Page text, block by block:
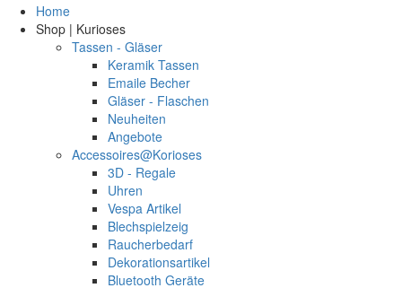
Home
Shop | Kurioses
Tassen - Gläser
Keramik Tassen
Emaile Becher
Gläser - Flaschen
Neuheiten
Angebote
Accessoires@Korioses
3D - Regale
Uhren
Vespa Artikel
Blechspielzeig
Raucherbedarf
Dekorationsartikel
Bluetooth Geräte